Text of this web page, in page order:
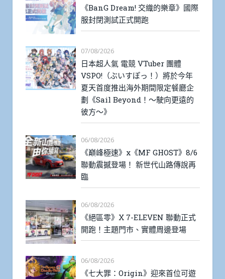
《BanG Dream! 交織的樂章》國際
服封閉測試正式開跑
07/08/2026
日本超人氣 電競 VTuber 團體
VSPO!（ぶいすぽっ！）將於今年
夏天首度推出海外期間限定餐廳企
劃《Sail Beyond！～駛向更遠的
彼方～》
06/08/2026
《巔峰極速》x《MF GHOST》8/6
聯動震撼登場！ 新世代山路傳說再
臨
06/08/2026
《絕區零》X 7-ELEVEN 聯動正式
開跑！主題門市、實體周邊登場
06/08/2026
《七大罪：Origin》迎來首位可遊